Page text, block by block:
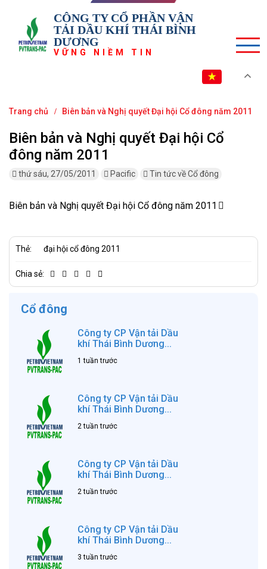
CÔNG TY CỔ PHẦN VẬN
TẢI DẦU KHÍ THÁI BÌNH
DƯƠNG
VỮNG NIỀM TIN
Trang chủ Biên bản và Nghị quyết Đại hội Cổ đông năm 2011
Biên bản và Nghị quyết Đại hội Cổ
đông năm 2011
thứ sáu, 27/05/2011 Pacific Tin tức về Cổ đông
Biên bản và Nghị quyết Đại hội Cổ đông năm 2011
Thẻ: đại hội cổ đông 2011
Chia sẻ:
Cổ đông
Công ty CP Vận tải Dầu
khí Thái Bình Dương...
1 tuần trước
Công ty CP Vận tải Dầu
khí Thái Bình Dương...
2 tuần trước
Công ty CP Vận tải Dầu
khí Thái Bình Dương...
2 tuần trước
Công ty CP Vận tải Dầu
khí Thái Bình Dương...
3 tuần trước